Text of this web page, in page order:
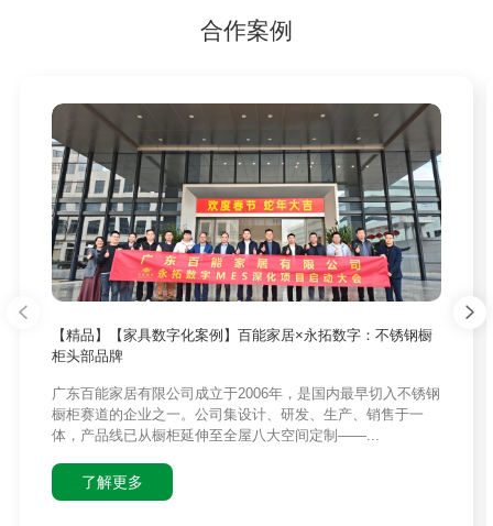
合作案例
【精品】【家具数字化案例】百能家居×永拓数字：不锈钢橱
柜头部品牌
广东百能家居有限公司成立于2006年，是国内最早切入不锈钢
橱柜赛道的企业之一。公司集设计、研发、生产、销售于一
体，产品线已从橱柜延伸至全屋八大空间定制——...
了解更多